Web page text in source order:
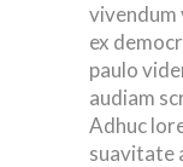
vivendum
ex
paulo
audiam
Adhuc
suavitate